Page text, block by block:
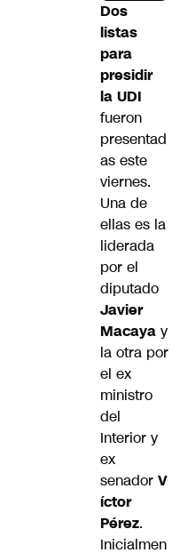
Dos
listas
para
presidir
la UDI
fueron
presentad
as este
viernes.
Una de
ellas es la
liderada
por el
diputado
Javier
Macaya y
la otra por
el ex
ministro
del
Interior y
ex
senador V
íctor
Pérez.
Inicialmen